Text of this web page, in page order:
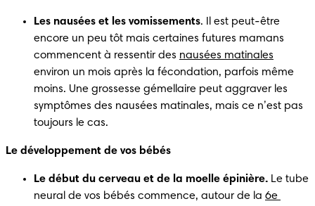
Les nausées et les vomissements. Il est peut-être
encore un peu tôt mais certaines futures mamans
commencent à ressentir des nausées matinales
environ un mois après la fécondation, parfois même
moins. Une grossesse gémellaire peut aggraver les
symptômes des nausées matinales, mais ce n’est pas
toujours le cas.
Le développement de vos bébés
Le début du cerveau et de la moelle épinière. Le tube
neural de vos bébés commence, autour de la 6e